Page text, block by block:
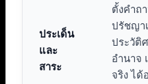
ประเด็น
และ
สาระ
ตั้งคำถ
ปรัชญา
ประวัติ
อำนาจ
จริง ได้